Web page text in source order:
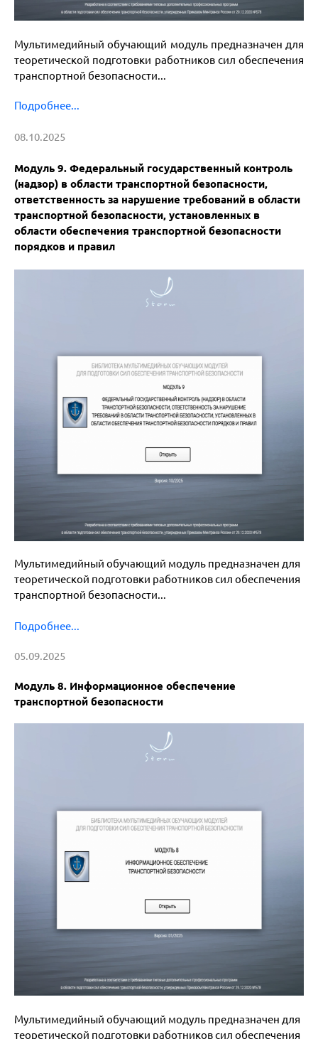
Мультимедийный обучающий модуль предназначен для
теоретической подготовки работников сил обеспечения
транспортной безопасности...
Подробнее...
08.10.2025
Модуль 9. Федеральный государственный контроль
(надзор) в области транспортной безопасности,
ответственность за нарушение требований в области
транспортной безопасности, установленных в
области обеспечения транспортной безопасности
порядков и правил
Мультимедийный обучающий модуль предназначен для
теоретической подготовки работников сил обеспечения
транспортной безопасности...
Подробнее...
05.09.2025
Модуль 8. Информационное обеспечение
транспортной безопасности
Мультимедийный обучающий модуль предназначен для
теоретической подготовки работников сил обеспечения